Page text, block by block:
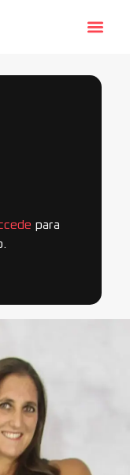
para